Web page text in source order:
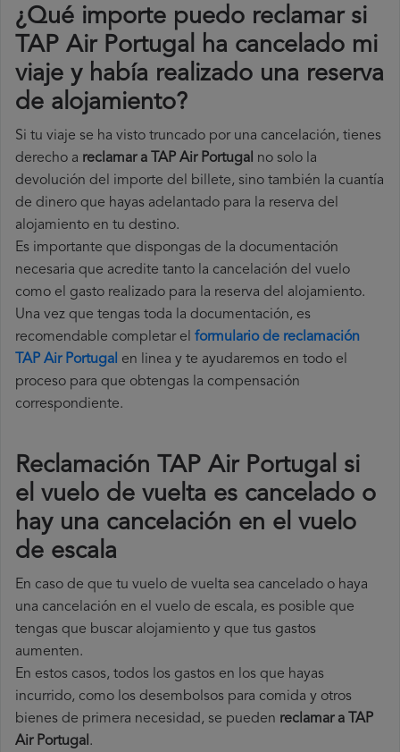
¿Qué importe puedo reclamar si
TAP Air Portugal ha cancelado mi
viaje y había realizado una reserva
de alojamiento?
Si tu viaje se ha visto truncado por una cancelación, tienes
derecho a reclamar a TAP Air Portugal no solo la
devolución del importe del billete, sino también la cuantía
de dinero que hayas adelantado para la reserva del
alojamiento en tu destino.
Es importante que dispongas de la documentación
necesaria que acredite tanto la cancelación del vuelo
como el gasto realizado para la reserva del alojamiento.
Una vez que tengas toda la documentación, es
recomendable completar el formulario de reclamación
TAP Air Portugal en linea y te ayudaremos en todo el
proceso para que obtengas la compensación
correspondiente.
Reclamación TAP Air Portugal si
el vuelo de vuelta es cancelado o
hay una cancelación en el vuelo
de escala
En caso de que tu vuelo de vuelta sea cancelado o haya
una cancelación en el vuelo de escala, es posible que
tengas que buscar alojamiento y que tus gastos
aumenten.
En estos casos, todos los gastos en los que hayas
incurrido, como los desembolsos para comida y otros
bienes de primera necesidad, se pueden reclamar a TAP
Air Portugal.